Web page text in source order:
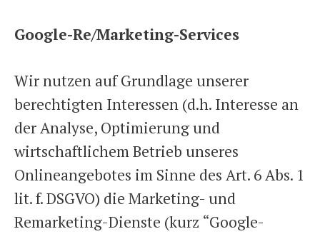
Google-Re/Marketing-Services
Wir nutzen auf Grundlage unserer
berechtigten Interessen (d.h. Interesse an
der Analyse, Optimierung und
wirtschaftlichem Betrieb unseres
Onlineangebotes im Sinne des Art. 6 Abs. 1
lit. f. DSGVO) die Marketing- und
Remarketing-Dienste (kurz “Google-